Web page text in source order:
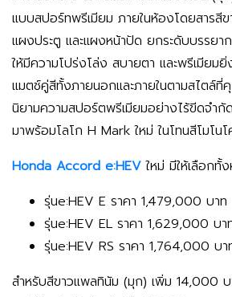
แบบสปอร์ทพรีเมียม ภายในห้องโดยสารสีข
แผงประตู และแผงหน้าปัด ยกระดับบรรยา
ให้มีความโปร่งโล่ง สบายตา และพรีเมียม
แมตช์คู่สีทั้งภายนอกและภายในตามสไตล์
นิยามความสปอร์ตพรีเมียมอย่างไร้ขีดจำ
มาพร้อมโลโก H Markใหม่ ในโทนสีโมโน
Honda Accord e:HEV ใหม่ มีให้เลือก
รุ่นe:HEV E ราคา 1,479,000 บาท
รุ่นe:HEV EL ราคา 1,629,000 บา
รุ่นe:HEV RS ราคา 1,764,000 บา
สำหรับสีขาวแพลทินัม (มุก) เพิ่ม 14,000 บ